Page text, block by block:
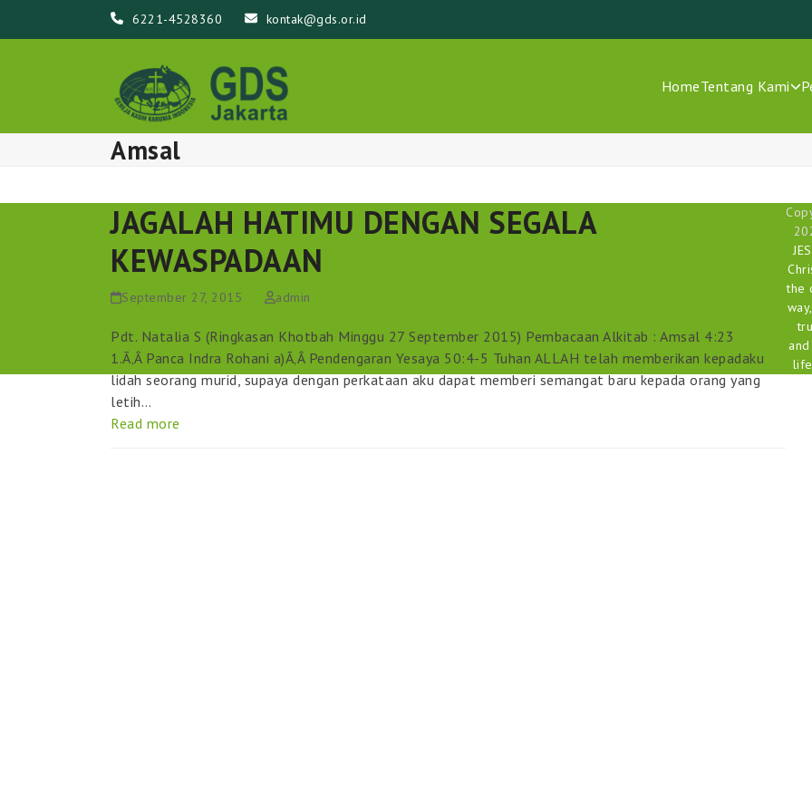
6221-4528360 kontak@gds.or.id
HomeTentang Kami
Amsal
JAGALAH HATIMU DENGAN SEGALA
KEWASPADAAN
September 27, 2015 admin
Pdt. Natalia S (Ringkasan Khotbah Minggu 27 September 2015) Pembacaan Alkitab : Amsal 4:23
1.Ã‚Â Panca Indra Rohani a)Ã‚Â Pendengaran Yesaya 50:4-5 Tuhan ALLAH telah memberikan kepadaku
lidah seorang murid, supaya dengan perkataan aku dapat memberi semangat baru kepada orang yang
letih…
Read more
the